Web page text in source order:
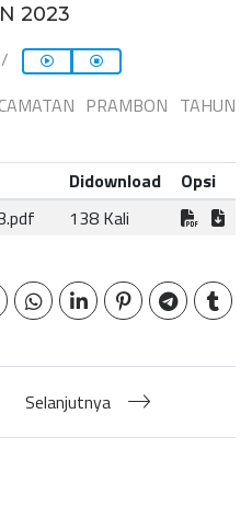
2023
PRAMBON TAHUN
Didownload
Opsi
138 Kali
Selanjutnya